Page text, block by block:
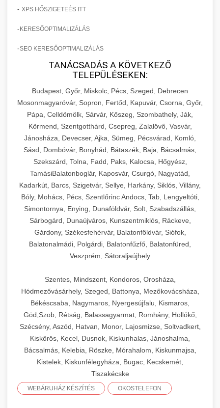
- XPS HŐSZIGETEÉS ITT
- KERESŐOPTIMALIZÁLÁS
-SEO KERESŐOPTIMALIZÁLÁS
TANÁCSADÁS A KÖVETKEZŐ
TELEPÜLÉSEKEN:
Budapest, Győr, Miskolc, Pécs, Szeged, Debrecen
Mosonmagyaróvár, Sopron, Fertőd, Kapuvár, Csorna, Győr,
Pápa, Celldömölk, Sárvár, Kőszeg, Szombathely, Ják,
Körmend, Szentgotthárd, Csepreg, Zalalövő, Vasvár,
Jánosháza, Devecser, Ajka, Sümeg, Pécsvárad, Komló,
Sásd, Dombóvár, Bonyhád, Bátaszék, Baja, Bácsalmás,
Szekszárd, Tolna, Fadd, Paks, Kalocsa, Hőgyész,
TamásiBalatonboglár, Kaposvár, Csurgó, Nagyatád,
Kadarkút, Barcs, Szigetvár, Sellye, Harkány, Siklós, Villány,
Bóly, Mohács, Pécs, Szentlőrinc Andocs, Tab, Lengyeltóti,
Simontornya, Enying, Dunaföldvár, Solt, Szabadszállás,
Sárbogárd, Dunaújváros, Kunszentmiklós, Ráckeve,
Gárdony, Székesfehérvár, Balatonföldvár, Siófok,
Balatonalmádi, Polgárdi, Balatonfűzfő, Balatonfüred,
Veszprém, Sátoraljaújhely
Szentes, Mindszent, Kondoros, Orosháza,
Hódmezővásárhely, Szeged, Battonya, Mezőkovácsháza,
Békéscsaba, Nagymaros, Nyergesújfalu, Kismaros,
Göd,Szob, Rétság, Balassagyarmat, Romhány, Hollókő,
Szécsény, Aszód, Hatvan, Monor, Lajosmizse, Soltvadkert,
Kiskőrös, Kecel, Dusnok, Kiskunhalas, Jánoshalma,
Bácsalmás, Kelebia, Röszke, Mórahalom, Kiskunmajsa,
Kistelek, Kiskunfélegyháza, Bugac, Kecskemét,
Tiszakécske
WEBÁRUHÁZ KÉSZÍTÉS OKOSTELEFON